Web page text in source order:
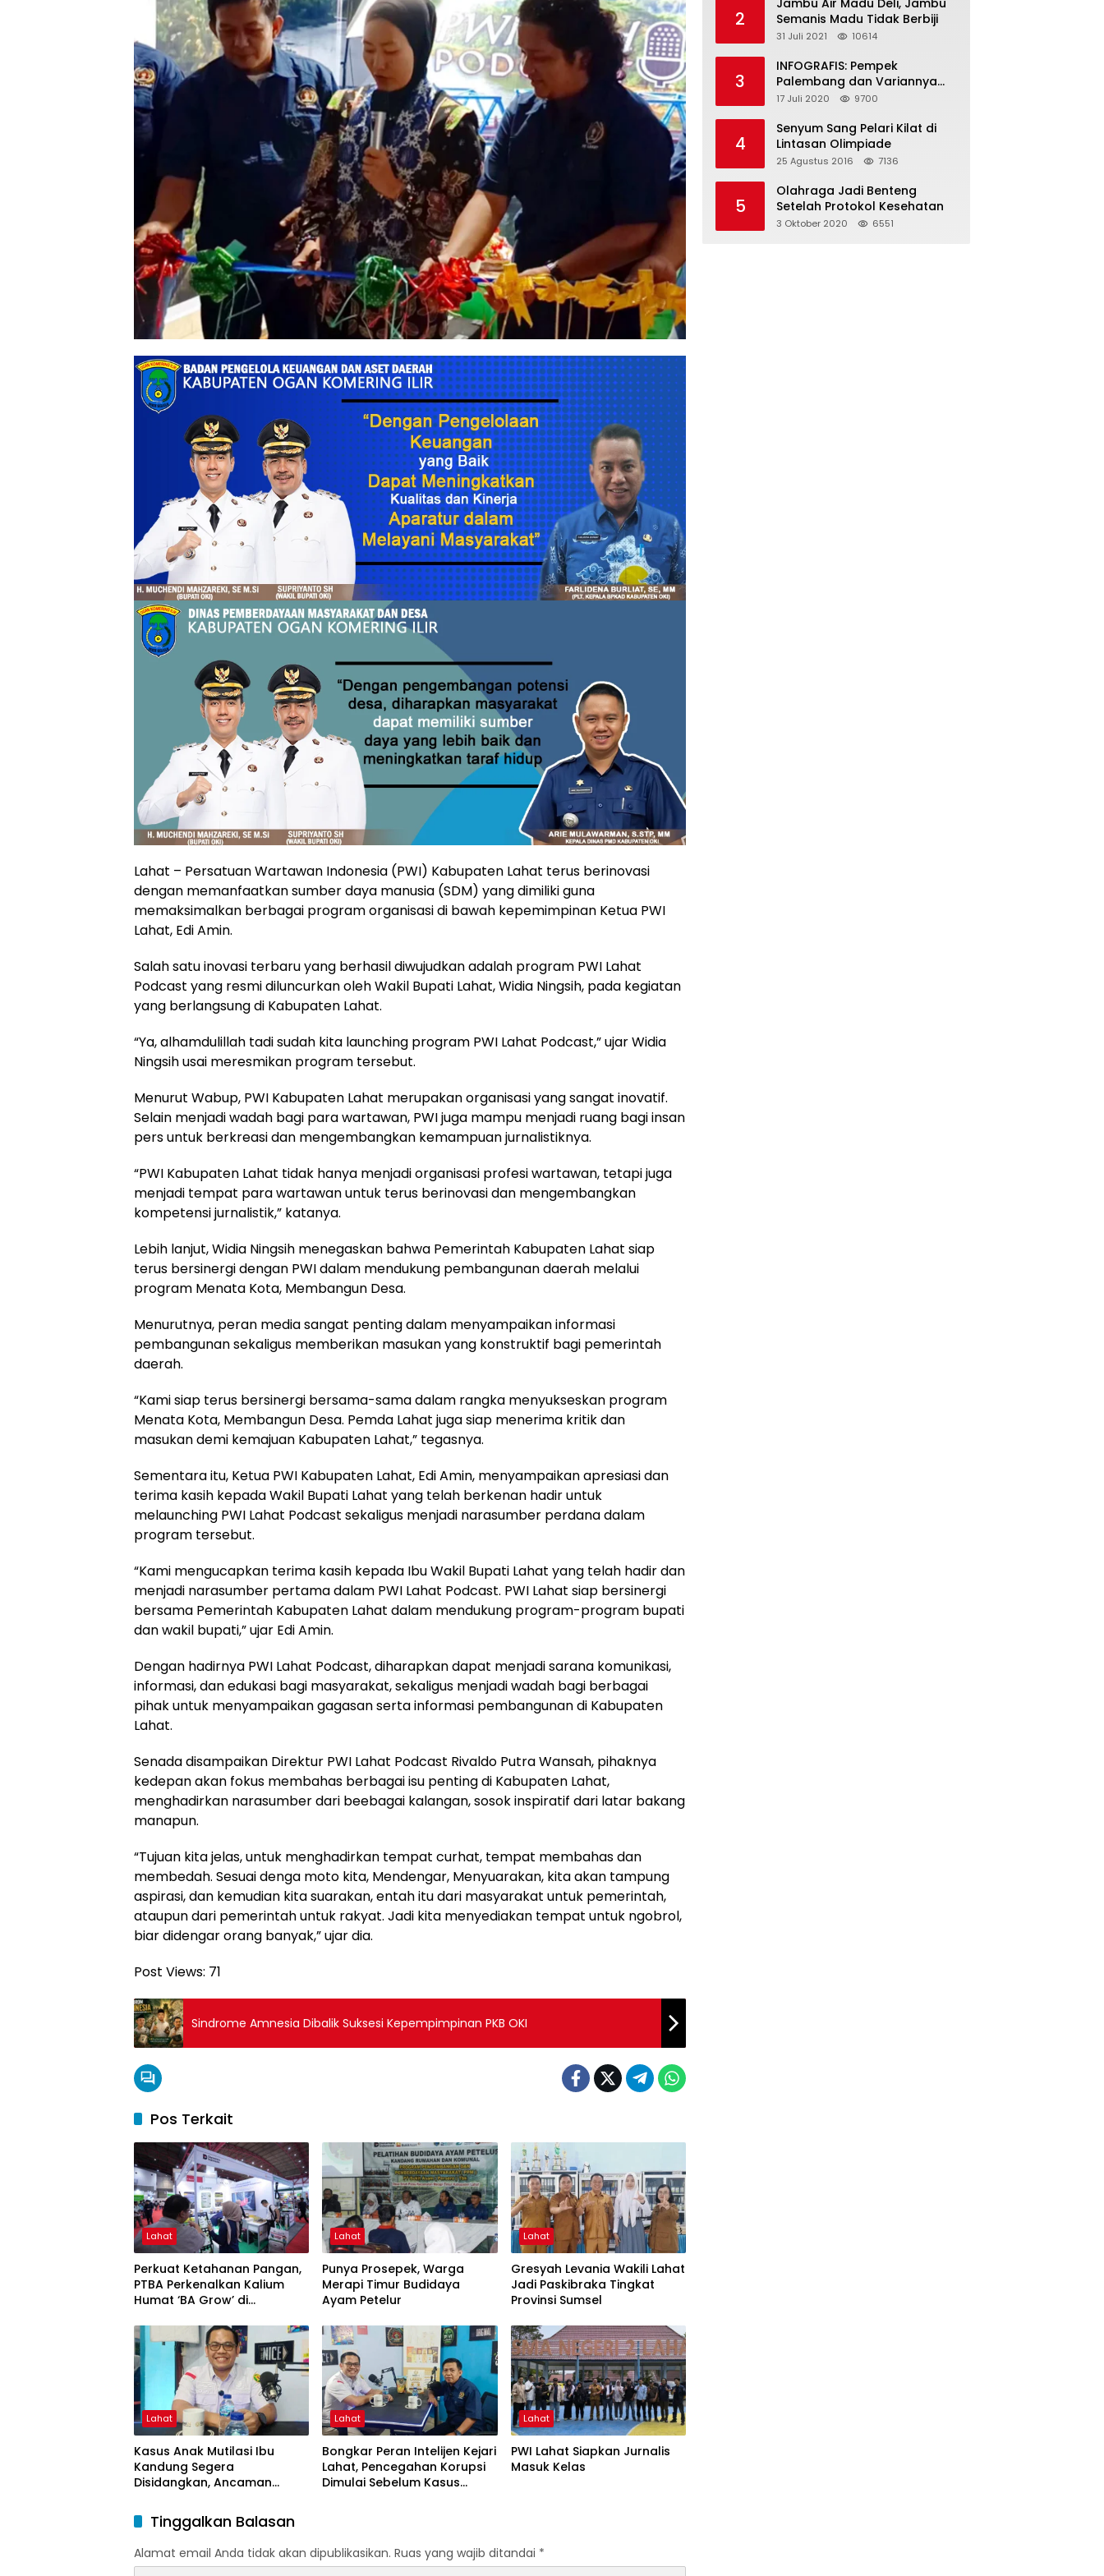
Lahat – Persatuan Wartawan Indonesia (PWI) Kabupaten Lahat terus berinovasi
dengan memanfaatkan sumber daya manusia (SDM) yang dimiliki guna
memaksimalkan berbagai program organisasi di bawah kepemimpinan Ketua PWI
Lahat, Edi Amin.
Salah satu inovasi terbaru yang berhasil diwujudkan adalah program PWI Lahat
Podcast yang resmi diluncurkan oleh Wakil Bupati Lahat, Widia Ningsih, pada kegiatan
yang berlangsung di Kabupaten Lahat.
“Ya, alhamdulillah tadi sudah kita launching program PWI Lahat Podcast,” ujar Widia
Ningsih usai meresmikan program tersebut.
Menurut Wabup, PWI Kabupaten Lahat merupakan organisasi yang sangat inovatif.
Selain menjadi wadah bagi para wartawan, PWI juga mampu menjadi ruang bagi insan
pers untuk berkreasi dan mengembangkan kemampuan jurnalistiknya.
“PWI Kabupaten Lahat tidak hanya menjadi organisasi profesi wartawan, tetapi juga
menjadi tempat para wartawan untuk terus berinovasi dan mengembangkan
kompetensi jurnalistik,” katanya.
Lebih lanjut, Widia Ningsih menegaskan bahwa Pemerintah Kabupaten Lahat siap
terus bersinergi dengan PWI dalam mendukung pembangunan daerah melalui
program Menata Kota, Membangun Desa.
Menurutnya, peran media sangat penting dalam menyampaikan informasi
pembangunan sekaligus memberikan masukan yang konstruktif bagi pemerintah
daerah.
“Kami siap terus bersinergi bersama-sama dalam rangka menyukseskan program
Menata Kota, Membangun Desa. Pemda Lahat juga siap menerima kritik dan
masukan demi kemajuan Kabupaten Lahat,” tegasnya.
Sementara itu, Ketua PWI Kabupaten Lahat, Edi Amin, menyampaikan apresiasi dan
terima kasih kepada Wakil Bupati Lahat yang telah berkenan hadir untuk
melaunching PWI Lahat Podcast sekaligus menjadi narasumber perdana dalam
program tersebut.
“Kami mengucapkan terima kasih kepada Ibu Wakil Bupati Lahat yang telah hadir dan
menjadi narasumber pertama dalam PWI Lahat Podcast. PWI Lahat siap bersinergi
bersama Pemerintah Kabupaten Lahat dalam mendukung program-program bupati
dan wakil bupati,” ujar Edi Amin.
Dengan hadirnya PWI Lahat Podcast, diharapkan dapat menjadi sarana komunikasi,
informasi, dan edukasi bagi masyarakat, sekaligus menjadi wadah bagi berbagai
pihak untuk menyampaikan gagasan serta informasi pembangunan di Kabupaten
Lahat.
Senada disampaikan Direktur PWI Lahat Podcast Rivaldo Putra Wansah, pihaknya
kedepan akan fokus membahas berbagai isu penting di Kabupaten Lahat,
menghadirkan narasumber dari beebagai kalangan, sosok inspiratif dari latar bakang
manapun.
“Tujuan kita jelas, untuk menghadirkan tempat curhat, tempat membahas dan
membedah. Sesuai denga moto kita, Mendengar, Menyuarakan, kita akan tampung
aspirasi, dan kemudian kita suarakan, entah itu dari masyarakat untuk pemerintah,
ataupun dari pemerintah untuk rakyat. Jadi kita menyediakan tempat untuk ngobrol,
biar didengar orang banyak,” ujar dia.
Post Views: 71
Sindrome Amnesia Dibalik Suksesi Kepempimpinan PKB OKI
Pos Terkait
Lahat
Perkuat Ketahanan Pangan,
PTBA Perkenalkan Kalium
Humat ‘BA Grow’ di
Lahat
Punya Prosepek, Warga
Merapi Timur Budidaya
Ayam Petelur
Lahat
Gresyah Levania Wakili Lahat
Jadi Paskibraka Tingkat
Provinsi Sumsel
Lahat
Kasus Anak Mutilasi Ibu
Kandung Segera
Disidangkan, Ancaman
Lahat
Bongkar Peran Intelijen Kejari
Lahat, Pencegahan Korupsi
Dimulai Sebelum Kasus
Lahat
PWI Lahat Siapkan Jurnalis
Masuk Kelas
Tinggalkan Balasan
Alamat email Anda tidak akan dipublikasikan. Ruas yang wajib ditandai *
2
Jambu Air Madu Deli, Jambu
Semanis Madu Tidak Berbiji
31 Juli 2021 10614
3
INFOGRAFIS: Pempek
Palembang dan Variannya
yang Melegenda
17 Juli 2020 9700
4
Senyum Sang Pelari Kilat di
Lintasan Olimpiade
25 Agustus 2016 7136
5
Olahraga Jadi Benteng
Setelah Protokol Kesehatan
3 Oktober 2020 6551